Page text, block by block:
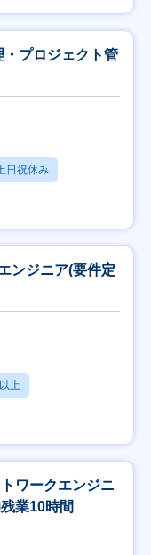
・プロジェクト管
日祝休み
ンジニア(要件定
上
ワークエンジニ
業10時間